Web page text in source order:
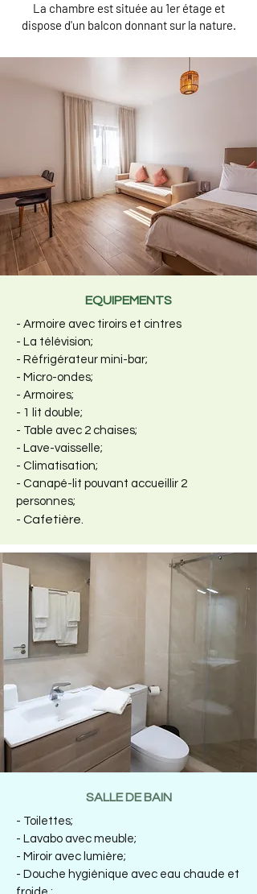
La chambre est située au 1er étage et
dispose d'un balcon donnant sur la nature.
EQUIPEMENTS
- Armoire avec tiroirs et cintres
- La télévision;
- Réfrigérateur mini-bar;
- Micro-ondes;
- Armoires;
- 1 lit double;
- Table avec 2 chaises;
- Lave-vaisselle;
- Climatisation;
- Canapé-lit pouvant accueillir 2
personnes;
- Cafetière.
SALLE DE BAIN
- Toilettes;
- Lavabo avec meuble;
- Miroir avec lumière;
- Douche hygiénique avec eau chaude et